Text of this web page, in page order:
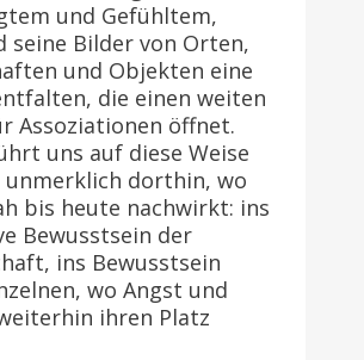
und Gefühltem,
seine Bilder von Orten,
und Objekten eine
die einen weiten
Assoziationen öffnet.
uns auf diese Weise
unmerklich dorthin, wo
bis heute nachwirkt: ins
Bewusstsein der
ins Bewusstsein
wo Angst und
ihren Platz